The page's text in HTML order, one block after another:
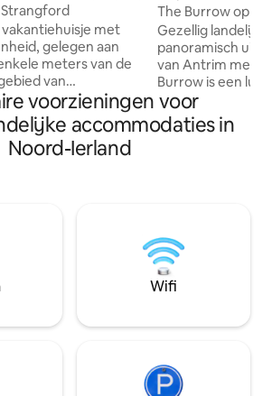
met
gelegen aan
meters van de
van
schoonheid in
Geniet van
zwemmen),
vogels kijken,
uitzicht op zee.
een klein stukje
golfbanen,
nog veel meer
ast and Glens
The Burrow op nr.
Gezellig landelijk
panoramisch
van Antrim met
Burrow is een
begane grond
een privétuin,
appartement ligt
maken. Een
voertuigen is op
zijn extra kosten
voorzieningen voor
accommodaties in
Noord-Ierland
Wifi